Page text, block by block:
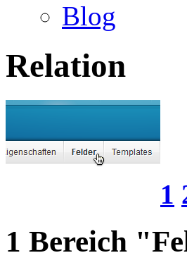
Blog
Relation
1
1 Bereich